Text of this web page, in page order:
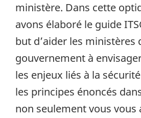
ministère. Dans cette
avons élaboré le guide
but d’aider les ministères
gouvernement à
les enjeux liés à la
les principes énoncés
non seulement vous vous